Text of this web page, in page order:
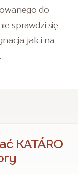
do
sprawdzi się
jak i na
KATÁRO